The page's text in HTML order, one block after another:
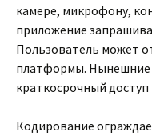
камере, микрофону,
приложение
Пользователь может
платформы. Нынешние
краткосрочный
Кодирование